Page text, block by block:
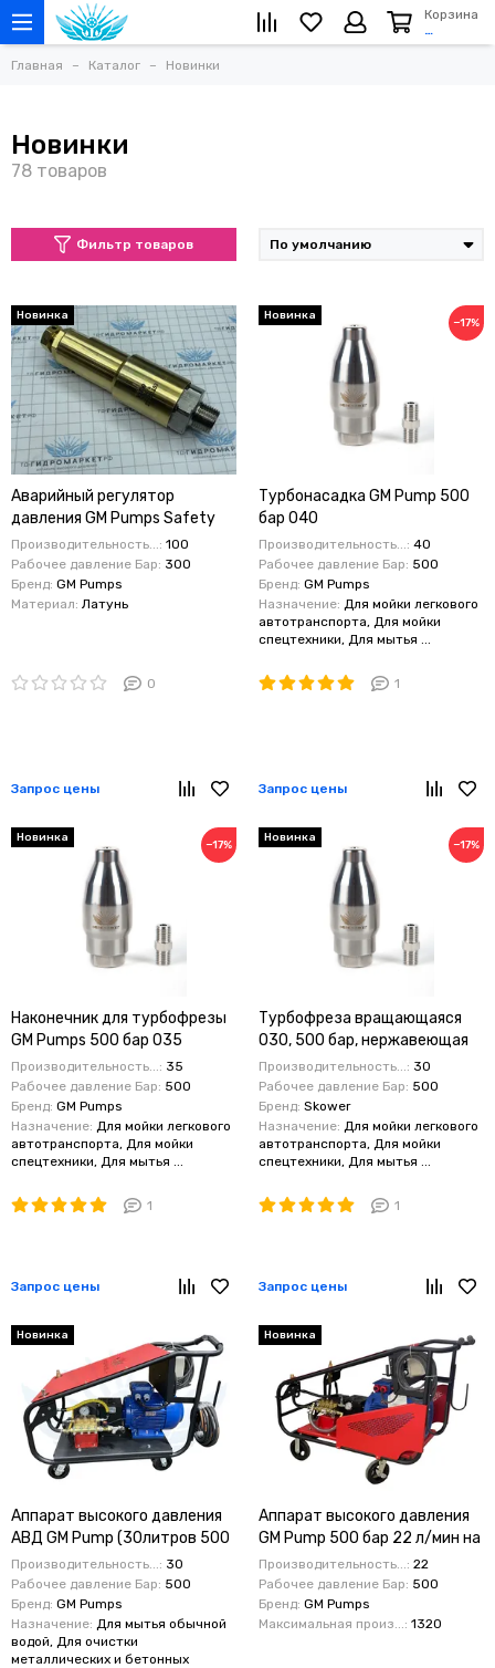
Корзина
…
Главная Каталог Новинки
Новинки
Фильтр товаров
Новинка
Аварийный регулятор
давления GM Pumps Safety
valve 300 Бар 100 литров
Производительность...: 100
Рабочее давление Бар: 300
Бренд: GM Pumps
Материал: Латунь
0
Запрос цены
Новинка
−17%
Турбонасадка GM Pump 500
бар 040
Производительность...: 40
Рабочее давление Бар: 500
Бренд: GM Pumps
Назначение: Для мойки легкового
автотранспорта, Для мойки
спецтехники, Для мытья ...
1
Запрос цены
Новинка
−17%
Наконечник для турбофрезы
GM Pumps 500 бар 035
Производительность...: 35
Рабочее давление Бар: 500
Бренд: GM Pumps
Назначение: Для мойки легкового
автотранспорта, Для мойки
спецтехники, Для мытья ...
1
Запрос цены
Новинка
−17%
Турбофреза вращающаяся
030, 500 бар, нержавеющая
сталь
Производительность...: 30
Рабочее давление Бар: 500
Бренд: Skower
Назначение: Для мойки легкового
автотранспорта, Для мойки
спецтехники, Для мытья ...
1
Запрос цены
Новинка
Аппарат высокого давления
АВД GM Pump (30литров 500
Бар) АИР 30 кВт вер Base
GME-30-500-30-GmU-Base
Производительность...: 30
Рабочее давление Бар: 500
Бренд: GM Pumps
Назначение: Для мытья обычной
водой, Для очистки
металлических и бетонных
Новинка
Аппарат высокого давления
GM Pump 500 бар 22 л/мин на
электрическом приводом
Производительность...: 22
Рабочее давление Бар: 500
Бренд: GM Pumps
Максимальная произ...: 1320